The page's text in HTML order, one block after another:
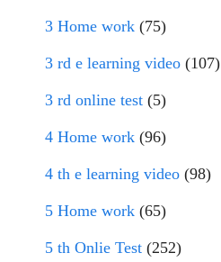
3 Home work (75)
3 rd e learning video (107)
3 rd online test (5)
4 Home work (96)
4 th e learning video (98)
5 Home work (65)
5 th Onlie Test (252)